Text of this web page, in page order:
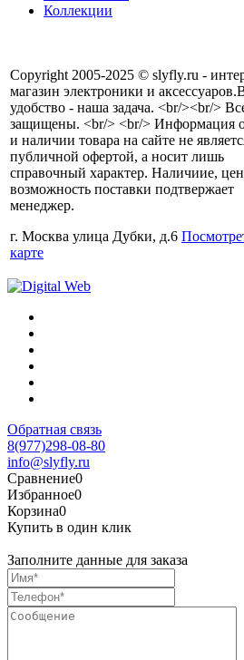
Коллекции
Copyright 2005-2025 © slyfly.ru -
магазин электроники и
удобство - наша задача. <br/><br/>
защищены. <br/> <br/> Информация
и наличии товара на сайте не
публичной офертой, а носит лишь
справочный характер. Наличиие,
возможность поставки подтвержает
менеджер.
г. Москва улица Дубки, д.6
карте
Обратная связь
8(977)298-08-80
info@slyfly.ru
Сравнение0
Избранное0
Корзина0
Купить в один клик
Заполните данные для заказа